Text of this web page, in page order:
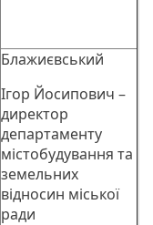
Блажиєвський
Ігор Йосипович –
директор
департаменту
містобудування та
земельних
відносин міської
ради